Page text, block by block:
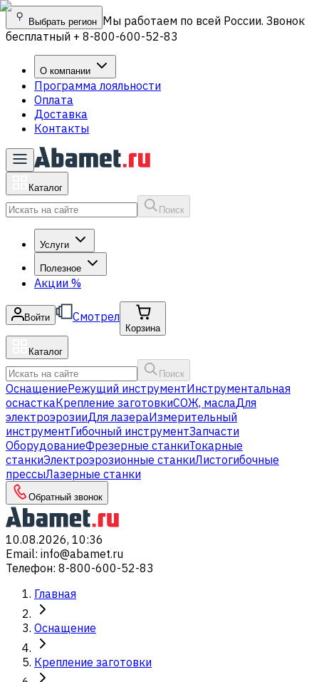
Выбрать регион Мы работаем по всей России. Звонок
бесплатный + 8-800-600-52-83
О компании
Программа лояльности
Оплата
Доставка
Контакты
Каталог
Поиск
Услуги
Полезное
Акции %
Войти Смотрел
Корзина
Каталог
Поиск
ОснащениеРежущий инструментИнструментальная
оснасткаКрепление заготовкиСОЖ, маслаДля
электроэрозииДля лазераИзмерительный
инструментГибочный инструментЗапчасти
ОборудованиеФрезерные станкиТокарные
станкиЭлектроэрозионные станкиЛистогибочные
прессыЛазерные станки
Обратный звонок
10.08.2026, 10:36
Email: info@abamet.ru
Телефон: 8-800-600-52-83
Главная
Оснащение
Крепление заготовки